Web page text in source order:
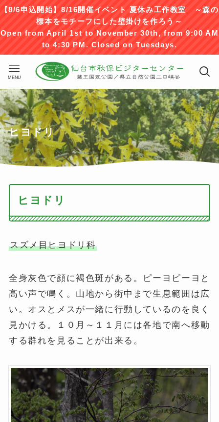
【8/6申込開始】8/16開催イベント 夏休み工作教室 ～森の
標本をモチーフにした壁掛けを作ろう～
Open from April 1st to November 30th, from 9:00 AM
to 4:30 PM. Closed on Tuesdays.
MENU
ヒヨドリ
ヒヨドリ
スズメ目ヒヨドリ科
全身灰色で顔に褐色斑がある。ピーヨピーヨと
高い声で鳴く。山地から街中まで生息範囲は広
い。オスとメスが一緒に行動しているのを良く
見かける。１０月～１１月には各地で南へ移動
する群れを見ることが出来る。